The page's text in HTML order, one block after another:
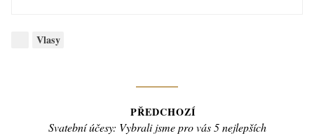
Vlasy
PŘEDCHOZÍ
Předchozí
Svatební účesy: Vybrali jsme pro vás 5 nejlepších